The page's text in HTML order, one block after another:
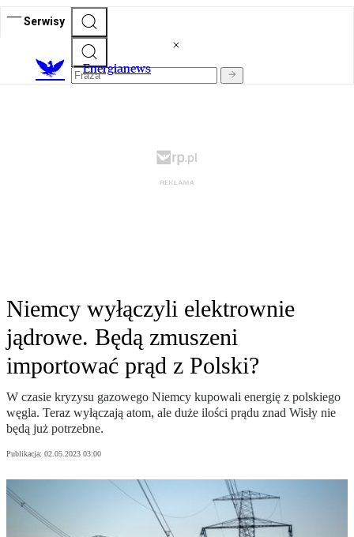
Serwisy
Energianews
Niemcy wyłączyli elektrownie
jądrowe. Będą zmuszeni
importować prąd z Polski?
W czasie kryzysu gazowego Niemcy kupowali energię z polskiego
węgla. Teraz wyłączają atom, ale duże ilości prądu znad Wisły nie
będą już potrzebne.
Publikacja: 02.05.2023 03:00